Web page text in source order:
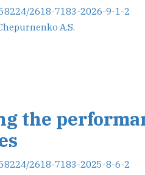
2618-7183-2026-9-1-2
A.S.
the
2618-7183-2025-8-6-2